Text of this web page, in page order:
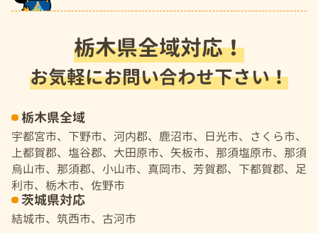
栃木県全域対応！
お気軽にお問い合わせ下さい！
栃木県全域
宇都宮市、下野市、河内郡、鹿沼市、日光市、さくら市、
上都賀郡、塩谷郡、大田原市、矢板市、那須塩原市、那須
烏山市、那須郡、小山市、真岡市、芳賀郡、下都賀郡、足
利市、栃木市、佐野市
茨城県対応
結城市、筑西市、古河市